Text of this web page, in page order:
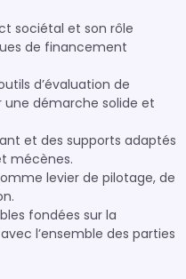
sociétal et son rôle
de financement
d’évaluation de
une démarche solide et
et des supports adaptés
mécènes.
levier de pilotage, de
fondées sur la
l’ensemble des parties